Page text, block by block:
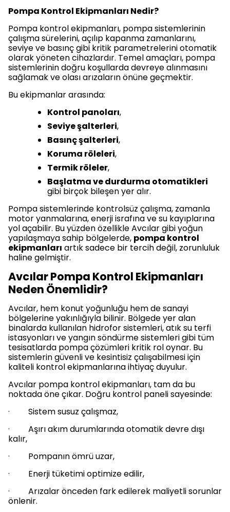
Pompa Kontrol Ekipmanları Nedir?
Pompa kontrol ekipmanları, pompa sistemlerinin
çalışma sürelerini, açılıp kapanma zamanlarını,
seviye ve basınç gibi kritik parametrelerini otomatik
olarak yöneten cihazlardır. Temel amaçları, pompa
sistemlerinin doğru koşullarda devreye alınmasını
sağlamak ve olası arızaların önüne geçmektir.
Bu ekipmanlar arasında:
Kontrol panoları,
Seviye şalterleri,
Basınç şalterleri,
Koruma röleleri,
Termik röleler,
Başlatma ve durdurma otomatikleri
gibi birçok bileşen yer alır.
Pompa sistemlerinde kontrolsüz çalışma, zamanla
motor yanmalarına, enerji israfına ve su kayıplarına
yol açabilir. Bu yüzden özellikle Avcılar gibi yoğun
yapılaşmaya sahip bölgelerde, pompa kontrol
ekipmanları artık sadece bir tercih değil, zorunluluk
haline gelmiştir.
Avcılar Pompa Kontrol Ekipmanları
Neden Önemlidir?
Avcılar, hem konut yoğunluğu hem de sanayi
bölgelerine yakınlığıyla bilinir. Bölgede yer alan
binalarda kullanılan hidrofor sistemleri, atık su terfi
istasyonları ve yangın söndürme sistemleri gibi tüm
tesisatlarda pompa çözümleri kritik rol oynar. Bu
sistemlerin güvenli ve kesintisiz çalışabilmesi için
kaliteli kontrol ekipmanlarına ihtiyaç duyulur.
Avcılar pompa kontrol ekipmanları, tam da bu
noktada öne çıkar. Doğru kontrol paneli sayesinde:
· Sistem susuz çalışmaz,
· Aşırı akım durumlarında otomatik devre dışı
kalır,
· Pompanın ömrü uzar,
· Enerji tüketimi optimize edilir,
· Arızalar önceden fark edilerek maliyetli sorunlar
önlenir.